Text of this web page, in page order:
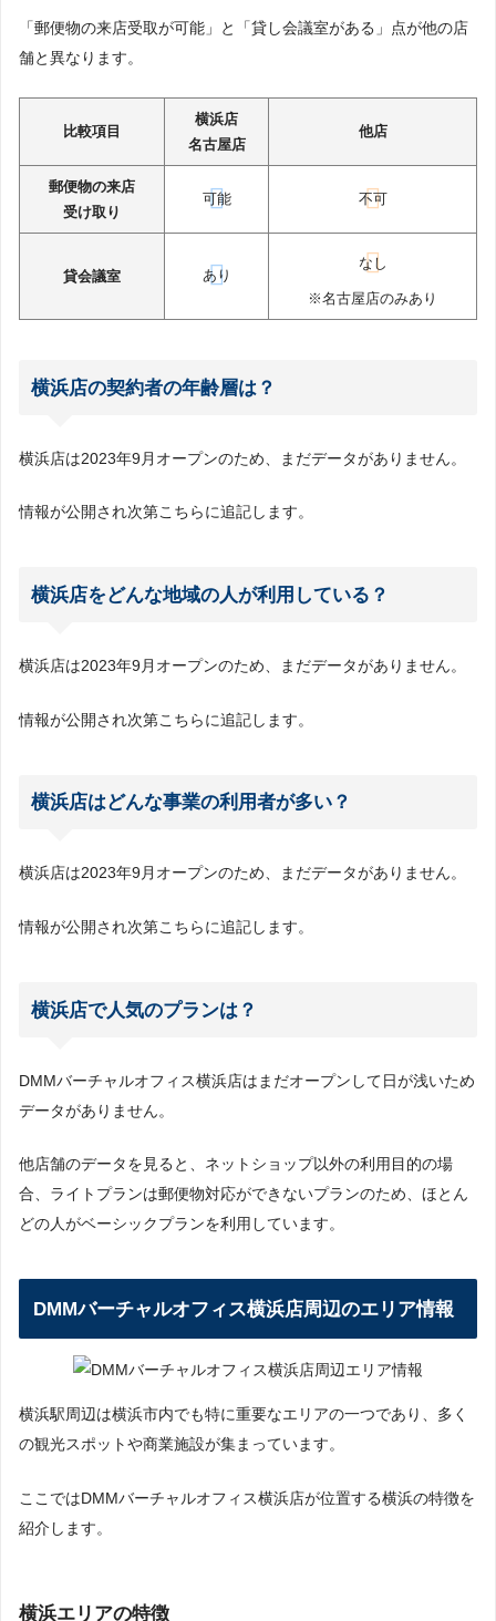
「郵便物の来店受取が可能」と「貸し会議室がある」点が他の店
舗と異なります。
比較項目
横浜店
名古屋店
他店
郵便物の来店
受け取り
可能 不可
貸会議室 あり
なし
※名古屋店のみあり
横浜店の契約者の年齢層は？
横浜店は2023年9月オープンのため、まだデータがありません。
情報が公開され次第こちらに追記します。
横浜店をどんな地域の人が利用している？
横浜店は2023年9月オープンのため、まだデータがありません。
情報が公開され次第こちらに追記します。
横浜店はどんな事業の利用者が多い？
横浜店は2023年9月オープンのため、まだデータがありません。
情報が公開され次第こちらに追記します。
横浜店で人気のプランは？
DMMバーチャルオフィス横浜店はまだオープンして日が浅いため
データがありません。
他店舗のデータを見ると、ネットショップ以外の利用目的の場
合、ライトプランは郵便物対応ができないプランのため、ほとん
どの人がベーシックプランを利用しています。
DMMバーチャルオフィス横浜店周辺のエリア情報
横浜駅周辺は横浜市内でも特に重要なエリアの一つであり、多く
の観光スポットや商業施設が集まっています。
ここではDMMバーチャルオフィス横浜店が位置する横浜の特徴を
紹介します。
横浜エリアの特徴